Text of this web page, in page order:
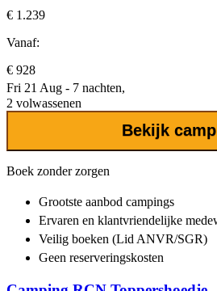
€ 1.239
Vanaf:
€ 928
Fri 21 Aug - 7 nachten,
2 volwassenen
Bekijk
Boek zonder zorgen
Grootste aanbod campings
Ervaren en klantvriendelijke
Veilig boeken (Lid ANVR/SGR)
Geen reserveringskosten